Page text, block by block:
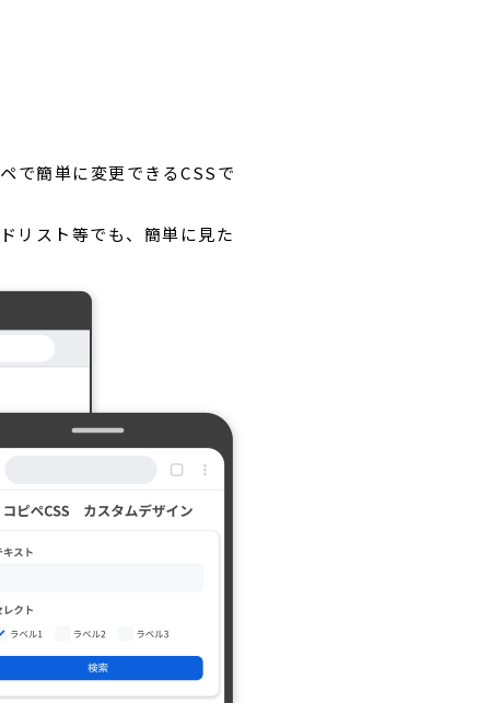
で簡単に変更できるCSSで
リスト等でも、簡単に見た